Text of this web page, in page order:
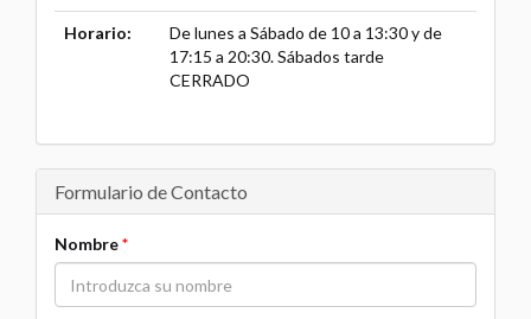
Horario:
De lunes a Sábado de 10 a 13:30 y de
17:15 a 20:30. Sábados tarde
CERRADO
Formulario de Contacto
Nombre*